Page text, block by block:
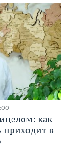
как
приходит в